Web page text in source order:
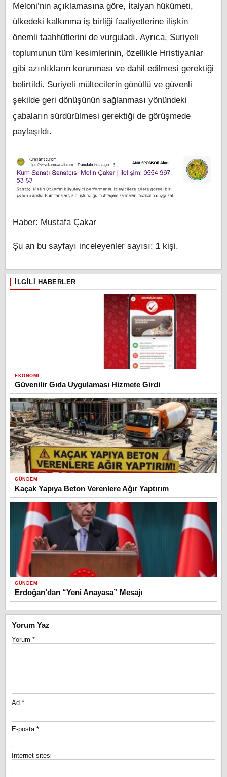
Meloni’nin açıklamasına göre, İtalyan hükümeti,
ülkedeki kalkınma iş birliği faaliyetlerine ilişkin
önemli taahhütlerini de vurguladı. Ayrıca, Suriyeli
toplumunun tüm kesimlerinin, özellikle Hristiyanlar
gibi azınlıkların korunması ve dahil edilmesi gerektiği
belirtildi. Suriyeli mültecilerin gönüllü ve güvenli
şekilde geri dönüşünün sağlanması yönündeki
çabaların sürdürülmesi gerektiği de görüşmede
paylaşıldı.
Haber: Mustafa Çakar
Şu an bu sayfayı inceleyenler sayısı: 1 kişi.
İLGILI HABERLER
EKONOMI
Güvenilir Gıda Uygulaması Hizmete Girdi
GÜNDEM
Kaçak Yapıya Beton Verenlere Ağır Yaptırım
GÜNDEM
Erdoğan’dan “Yeni Anayasa” Mesajı
Yorum Yaz
Yorum *
Ad *
E-posta *
İnternet sitesi